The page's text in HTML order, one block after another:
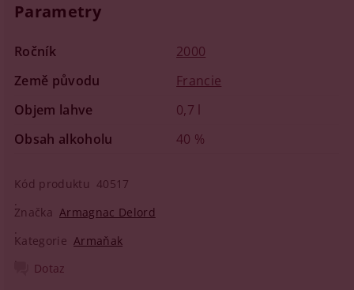
Parametry
Ročník
2000
Země původu
Francie
Objem lahve
0,7 l
Obsah alkoholu
40 %
Kód produktu 40517
Značka Armagnac Delord
Kategorie Armaňak
Dotaz